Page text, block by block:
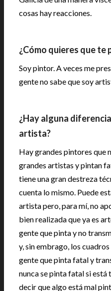
cosas hay reacciones.
¿Cómo quieres que te
Soy pintor. A veces me
gente no sabe que soy
¿Hay alguna
artista?
Hay grandes pintores que
grandes artistas y pintan
tiene una gran destreza
cuenta lo mismo. Puede
artista pero, para mí, no
bien realizada que ya es
gente que pinta y no
y, sin embrago, los
gente que pinta fatal y
nunca se pinta fatal si está
decir que algo está mal